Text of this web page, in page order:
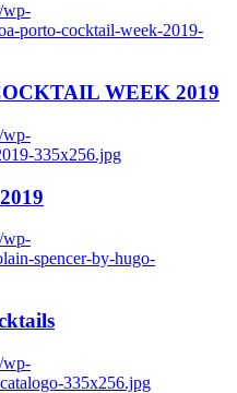
wp-
porto-cocktail-week-2019-
WEEK 2019
wp-
335x256.jpg
wp-
spencer-by-hugo-
wp-
335x256.jpg